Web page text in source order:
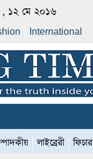
, ১২ মে ২০১৬
International
লাইব্রেরী ফিচার